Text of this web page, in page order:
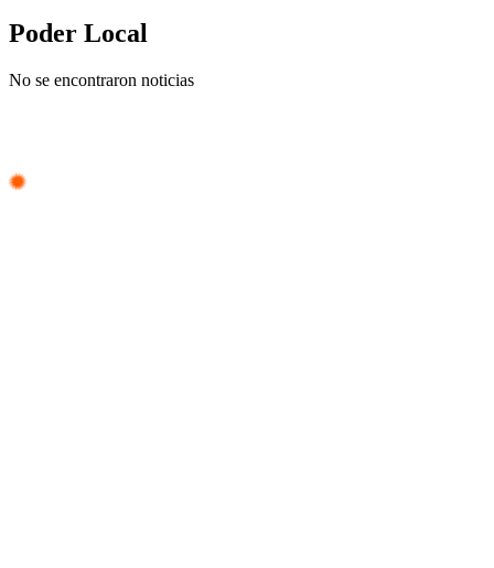
Poder Local
No se encontraron noticias